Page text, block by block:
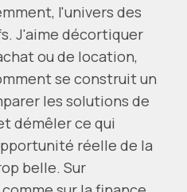
l'univers des
J'aime décortiquer
ou de location,
se construit un
les solutions de
démêler ce qui
réelle de la
belle. Sur